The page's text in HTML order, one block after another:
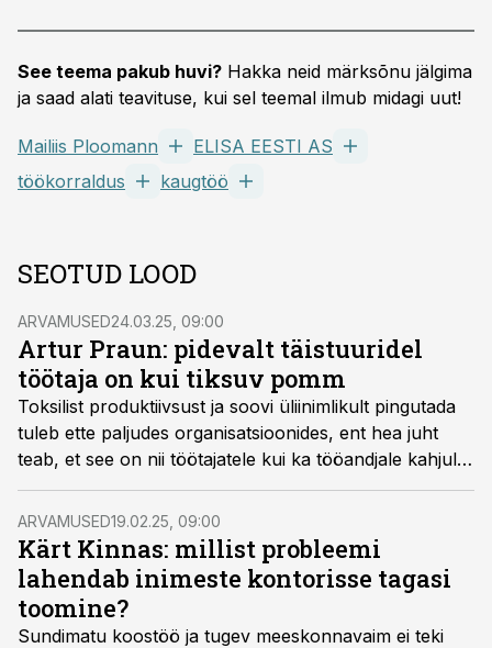
See teema pakub huvi? Hakka neid märksõnu jälgima
ja saad alati teavituse, kui sel teemal ilmub midagi uut!
Mailiis Ploomann
ELISA EESTI AS
töökorraldus
kaugtöö
SEOTUD LOOD
ARVAMUSED24.03.25, 09:00
Artur Praun: pidevalt täistuuridel
töötaja on kui tiksuv pomm
Toksilist produktiivsust ja soovi üliinimlikult pingutada
tuleb ette paljudes organisatsioonides, ent hea juht
teab, et see on nii töötajatele kui ka tööandjale kahjulik
kultuur, kirjutab Elisa ärikliendiüksuse juht Artur
Praun.
ARVAMUSED19.02.25, 09:00
Kärt Kinnas: millist probleemi
lahendab inimeste kontorisse tagasi
toomine?
Sundimatu koostöö ja tugev meeskonnavaim ei teki